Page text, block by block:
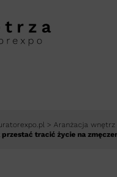
> Aranżacja wnętrz
przestać tracić życie na